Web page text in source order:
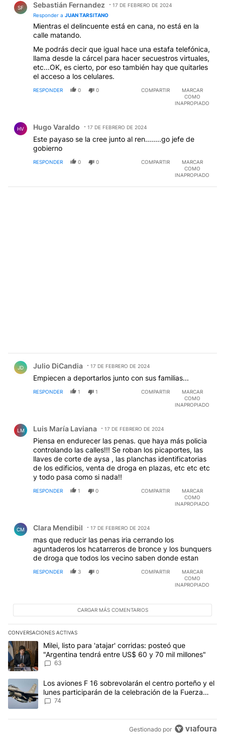
SF Sebastián Fernandez
17 DE FEBRERO DE 2024
Responder a JUAN TARSITANO
Mientras el delincuente está en cana, no está en la
calle matando.
Me podrás decir que igual hace una estafa telefónica,
llama desde la cárcel para hacer secuestros virtuales,
etc...OK, es cierto, por eso también hay que quitarles
el acceso a los celulares.
RESPONDER 0 0 COMPARTIR
MARCAR
COMO
INAPROPIADO
HV Hugo Varaldo 17 DE FEBRERO DE 2024
Este payaso se la cree junto al ren........go jefe de
gobierno
RESPONDER 0 0 COMPARTIR
MARCAR
COMO
INAPROPIADO
JD Julio DiCandia 17 DE FEBRERO DE 2024
Empiecen a deportarlos junto con sus familias...
RESPONDER 1 1 COMPARTIR
MARCAR
COMO
INAPROPIADO
LM Luis María Laviana 17 DE FEBRERO DE 2024
Piensa en endurecer las penas. que haya más policia
controlando las calles!!! Se roban los picaportes, las
llaves de corte de aysa , las planchas identificatorias
de los edificios, venta de droga en plazas, etc etc etc
y todo pasa como si nada!!
RESPONDER 1 0 COMPARTIR
MARCAR
COMO
INAPROPIADO
CM Clara Mendibil 17 DE FEBRERO DE 2024
mas que reducir las penas iria cerrando los
aguntaderos los hcatarreros de bronce y los bunquers
de droga que todos los vecino saben donde estan
RESPONDER 3 0 COMPARTIR
MARCAR
COMO
INAPROPIADO
CARGAR MÁS COMENTARIOS
CONVERSACIONES ACTIVAS
Este listado muestra los artículos con más comentarios en los
Un artículo de tendencia con el título "Milei, listo para 'atajar'
Milei, listo para 'atajar' corridas: posteó que
"Argentina tendrá entre US$ 60 y 70 mil millones"
63
Un artículo de tendencia con el título "Los aviones F 16
Los aviones F 16 sobrevolarán el centro porteño y el
lunes participarán de la celebración de la Fuerza
Aérea
74
Gestionado por